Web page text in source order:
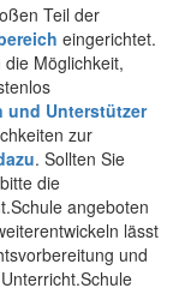
Teil der
eingerichtet.
Möglichkeit,
und Unterstützer
zur
. Sollten Sie
die
angeboten
lässt
und